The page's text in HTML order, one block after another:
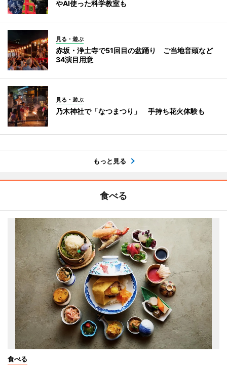
やAI使った科学教室も
見る・遊ぶ
赤坂・浄土寺で51回目の盆踊り ご当地音頭など
34演目用意
見る・遊ぶ
乃木神社で「なつまつり」 手持ち花火体験も
もっと見る
食べる
食べる